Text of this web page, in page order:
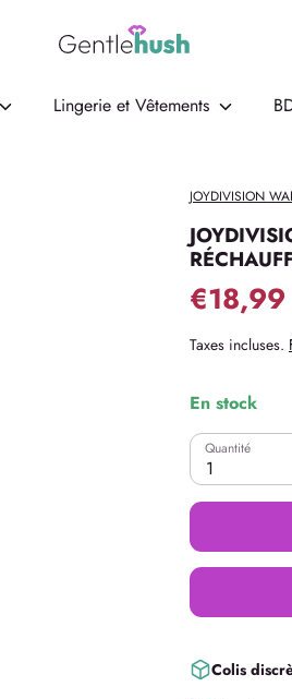
Lingerie et Vêtements
JOYDIVISION
€18,99
Taxes incluses.
En stock
Quantité
1
Colis